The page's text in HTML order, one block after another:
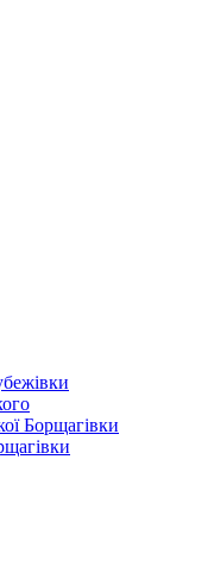
Борщагівки